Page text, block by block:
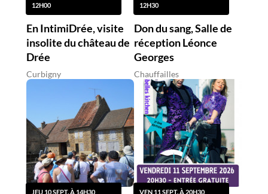
12H00
En IntimiDrée, visite
insolite du château de
Drée
Curbigny
12H30
Don du sang, Salle de
réception Léonce
Georges
Chauffailles
JEU 10 SEPT. À 14H30 VEN 11 SEPT. À 20H30